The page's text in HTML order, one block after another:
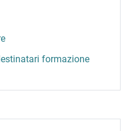
formazione